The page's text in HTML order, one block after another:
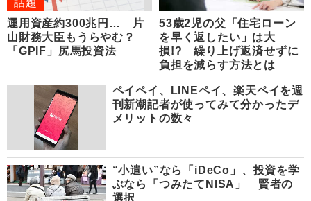
運用資産約300兆円… 片
山財務大臣もうらやむ？
「GPIF」尻馬投資法
53歳2児の父「住宅ローン
を早く返したい」は大
損!? 繰り上げ返済せずに
負担を減らす方法とは
ペイペイ、LINEペイ、楽天ペイを週
刊新潮記者が使ってみて分かったデ
メリットの数々
“小遣い”なら「iDeCo」、投資を学
ぶなら「つみたてNISA」 賢者の
選択